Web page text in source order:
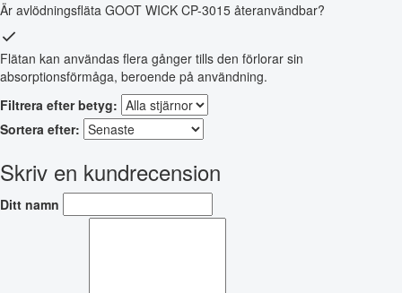
Är avlödningsfläta GOOT WICK CP-3015 återanvändbar?
Flätan kan användas flera gånger tills den förlorar sin
absorptionsförmåga, beroende på användning.
Filtrera efter betyg:
Sortera efter:
Skriv en kundrecension
Ditt namn